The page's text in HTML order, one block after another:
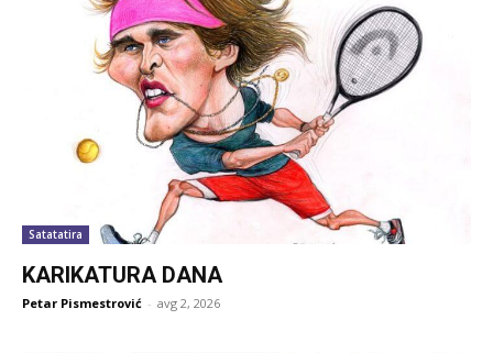
Satatatira
KARIKATURA DANA
Petar Pismestrović - avg 2, 2026